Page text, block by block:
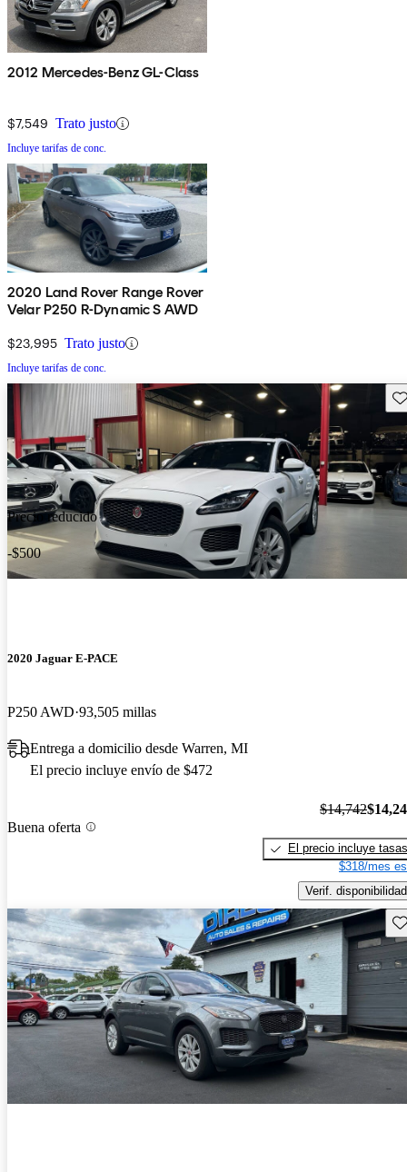
2012 Mercedes-Benz GL-Class
$7,549 Trato justo
Incluye tarifas de conc.
2020 Land Rover Range Rover
Velar P250 R-Dynamic S AWD
$23,995 Trato justo
Incluye tarifas de conc.
Precio reducido
-$500
2020 Jaguar E-PACE
P250 AWD 93,505 millas
Entrega a domicilio desde Warren, MI
El precio incluye envío de $472
Buena oferta
$14,742
El precio incluye tasas
$318/mes
Verif. disponibilidad